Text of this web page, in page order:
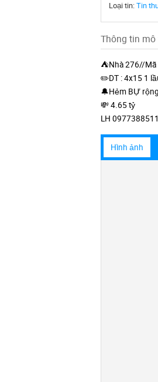
Loại tin:Tin
Thông tin mô
⛺️Nhà 276//Mã
✏️DT : 4x15 1
🔔Hẻm BỰ
💸 4.65 tỷ
LH
Hình ảnh